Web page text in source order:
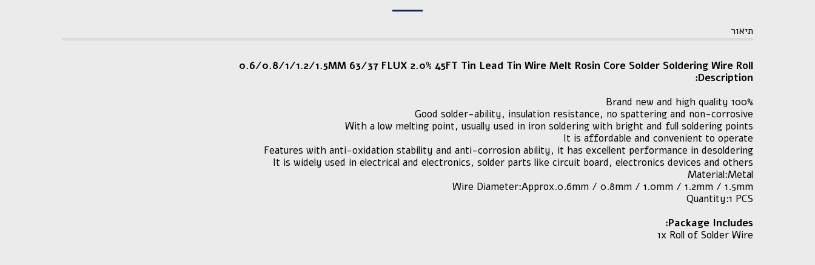
תיאור
0.6/0.8/1/1.2/1.5MM 63/37 FLUX 2.0% 45FT Tin Lead Tin Wire Melt Rosin Core Solder Soldering Wire Roll
Description:
100% Brand new and high quality
Good solder-ability, insulation resistance, no spattering and non-corrosive
With a low melting point, usually used in iron soldering with bright and full soldering points
It is affordable and convenient to operate
Features with anti-oxidation stability and anti-corrosion ability, it has excellent performance in desoldering
It is widely used in electrical and electronics, solder parts like circuit board, electronics devices and others
Material:Metal
Wire Diameter:Approx.0.6mm / 0.8mm / 1.0mm / 1.2mm / 1.5mm
Quantity:1 PCS
Package Includes:
1x Roll of Solder Wire